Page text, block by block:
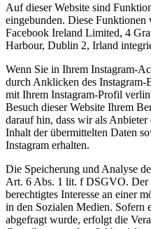
Auf dieser Website sind
eingebunden. Diese Funktionen
Facebook Ireland Limited, 4
Harbour, Dublin 2, Irland
Wenn Sie in Ihrem Instagram-
durch Anklicken des Instagram-
mit Ihrem Instagram-Profil
Besuch dieser Website Ihrem
darauf hin, dass wir als
Inhalt der übermittelten Daten
Instagram erhalten.
Die Speicherung und Analyse
Art. 6 Abs. 1 lit. f DSGVO. Der
berechtigtes Interesse an einer
in den Sozialen Medien. Sofern
abgefragt wurde, erfolgt die